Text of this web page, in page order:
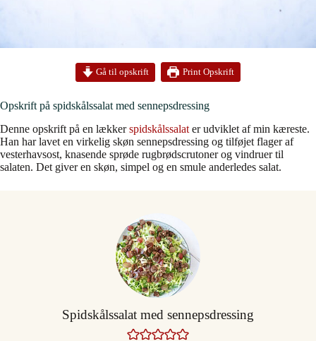
Gå til opskrift Print Opskrift
Opskrift på spidskålssalat med sennepsdressing
Denne opskrift på en lækkerspidskålssalat er udviklet af min kæreste.
Han har lavet en virkelig skøn sennepsdressing og tilføjet flager af
vesterhavsost, knasende sprøde rugbrødscrutoner og vindruer til
salaten. Det giver en skøn, simpel og en smule anderledes salat.
Spidskålssalat med sennepsdressing